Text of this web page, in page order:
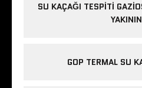
SU KAÇAĞI TESPITI
GOP TERMAL SU